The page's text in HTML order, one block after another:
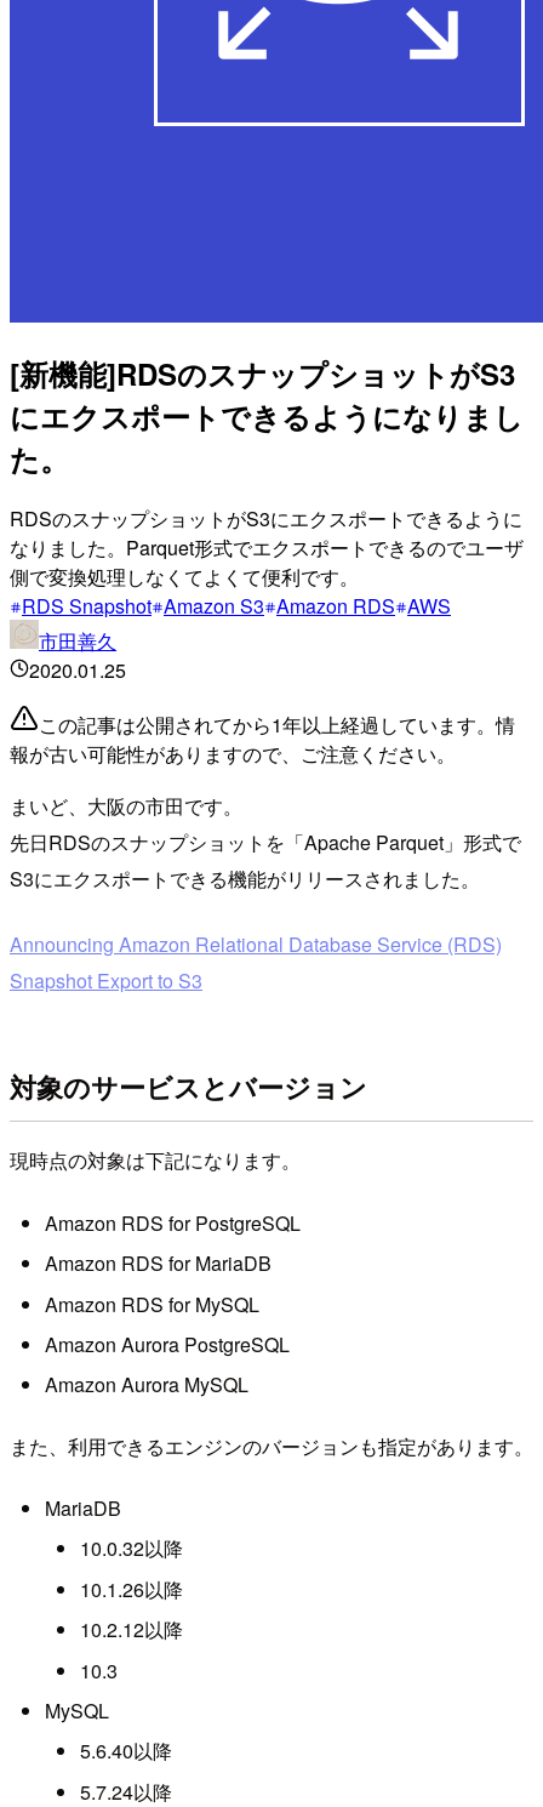
[新機能]RDSのスナップショットがS3
にエクスポートできるようになりまし
た。
RDSのスナップショットがS3にエクスポートできるように
なりました。Parquet形式でエクスポートできるのでユーザ
側で変換処理しなくてよくて便利です。
RDS Snapshot Amazon S3 Amazon RDS AWS
市田善久
2020.01.25
この記事は公開されてから1年以上経過しています。情
報が古い可能性がありますので、ご注意ください。
まいど、大阪の市田です。
先日RDSのスナップショットを「Apache Parquet」形式で
S3にエクスポートできる機能がリリースされました。
Announcing Amazon Relational Database Service (RDS)
Snapshot Export to S3
対象のサービスとバージョン
現時点の対象は下記になります。
Amazon RDS for PostgreSQL
Amazon RDS for MariaDB
Amazon RDS for MySQL
Amazon Aurora PostgreSQL
Amazon Aurora MySQL
また、利用できるエンジンのバージョンも指定があります。
MariaDB
10.0.32以降
10.1.26以降
10.2.12以降
10.3
MySQL
5.6.40以降
5.7.24以降